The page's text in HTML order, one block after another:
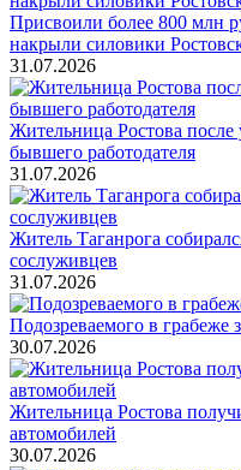
Присвоили более 800 млн
накрыли силовики
31.07.2026
Жительница Ростова после
бывшего работодателя
31.07.2026
Житель Таганрога
сослуживцев
31.07.2026
Подозреваемого в грабеже
30.07.2026
Жительница Ростова
автомобилей
30.07.2026